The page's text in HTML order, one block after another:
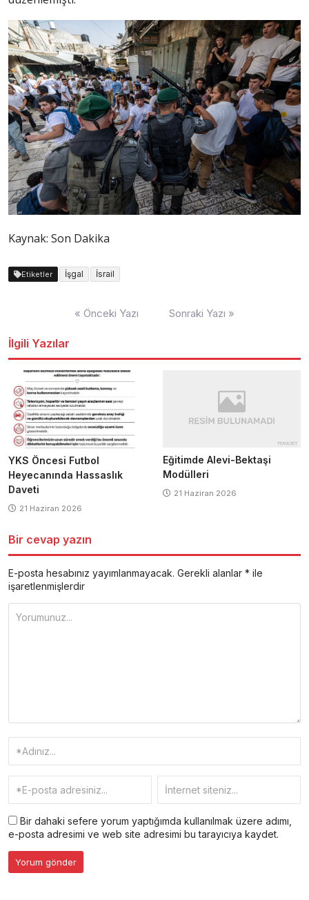
Kaynak: Son Dakika
Etiketler İşgal İsrail
« Önceki Yazı Sonraki Yazı »
İlgili Yazılar
YKS Öncesi Futbol
Heyecanında Hassaslık
Daveti
21 Haziran 2026
Eğitimde Alevi-Bektaşi
Modülleri
21 Haziran 2026
Bir cevap yazın
E-posta hesabınız yayımlanmayacak. Gerekli alanlar * ile
işaretlenmişlerdir
Bir dahaki sefere yorum yaptığımda kullanılmak üzere adımı,
e-posta adresimi ve web site adresimi bu tarayıcıya kaydet.